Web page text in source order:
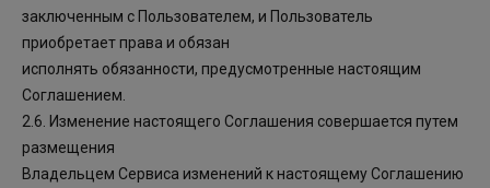
заключенным с Пользователем, и Пользователь
приобретает права и обязан
исполнять обязанности, предусмотренные настоящим
Соглашением.
2.6. Изменение настоящего Соглашения совершается путем
размещения
Владельцем Сервиса изменений к настоящему Соглашению